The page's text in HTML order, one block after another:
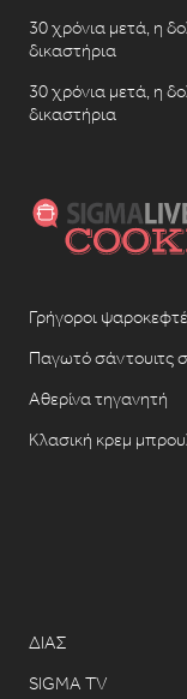
30 χρόνια μετά, η
δικαστήρια
30 χρόνια μετά, η
δικαστήρια
Γρήγοροι
Παγωτό σάντουιτς
Αθερίνα τηγανητή
Κλασική κρεμ
ΔΙΑΣ
SIGMA TV